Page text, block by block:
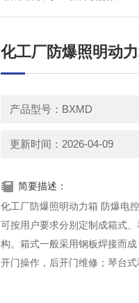
化工厂防爆照明动
产品型号：BXMD
更新时间：2026-04-09
简要描述：
化工厂防爆照明动力箱 防爆电
可按用户要求分别定制成箱式
构。箱式一般采用钢板焊接而
开门操作，后开门维修；琴台